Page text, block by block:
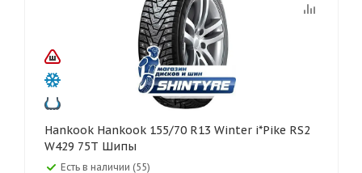
Hankook Hankook 155/70 R13 Winter i*Pike RS2
W429 75T Шипы
Есть в наличии (55)